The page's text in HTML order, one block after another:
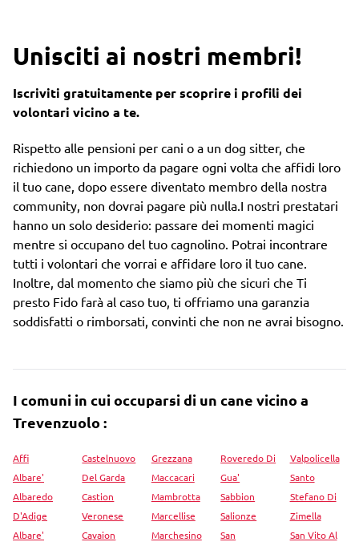
Unisciti ai nostri membri!
Iscriviti gratuitamente per scoprire i profili dei
volontari vicino a te.
Rispetto alle pensioni per cani o a un dog sitter, che
richiedono un importo da pagare ogni volta che affidi loro
il tuo cane, dopo essere diventato membro della nostra
community, non dovrai pagare più nulla.I nostri prestatari
hanno un solo desiderio: passare dei momenti magici
mentre si occupano del tuo cagnolino. Potrai incontrare
tutti i volontari che vorrai e affidare loro il tuo cane.
Inoltre, dal momento che siamo più che sicuri che Ti
presto Fido farà al caso tuo, ti offriamo una garanzia
soddisfatti o rimborsati, convinti che non ne avrai bisogno.
I comuni in cui occuparsi di un cane vicino a
Trevenzuolo :
Affi
Albare'
Albaredo
D'Adige
Albare'
Castelnuovo
Del Garda
Castion
Veronese
Cavaion
Grezzana
Maccacari
Mambrotta
Marcellise
Marchesino
Roveredo Di
Gua'
Sabbion
Salionze
San
Valpolicella
Santo
Stefano Di
Zimella
San Vito Al